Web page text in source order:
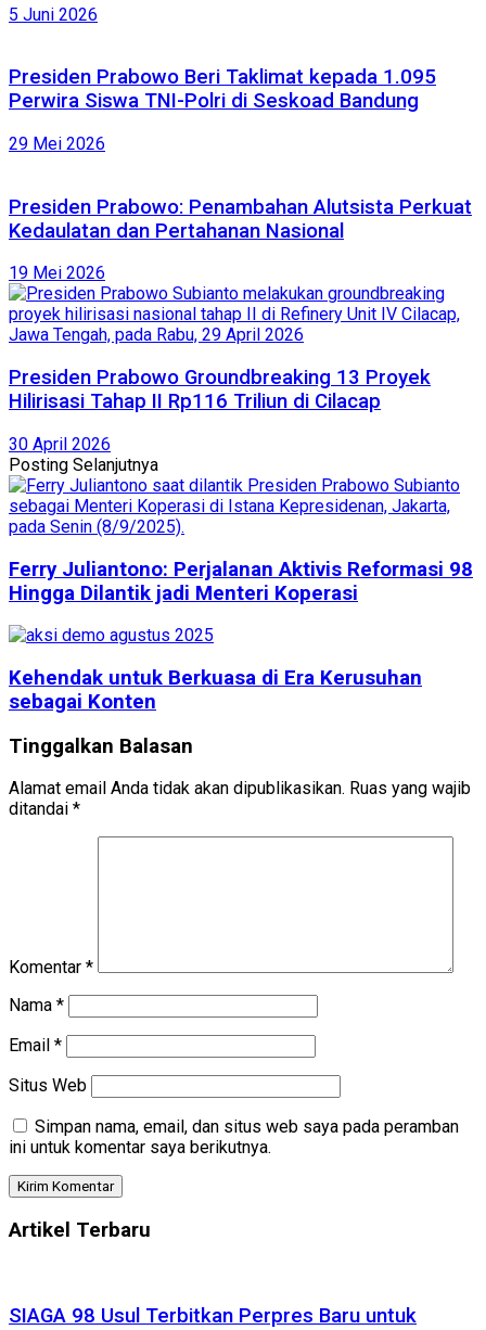
5 Juni 2026
Presiden Prabowo Beri Taklimat kepada 1.095
Perwira Siswa TNI-Polri di Seskoad Bandung
29 Mei 2026
Presiden Prabowo: Penambahan Alutsista Perkuat
Kedaulatan dan Pertahanan Nasional
19 Mei 2026
Presiden Prabowo Groundbreaking 13 Proyek
Hilirisasi Tahap II Rp116 Triliun di Cilacap
30 April 2026
Posting Selanjutnya
Ferry Juliantono: Perjalanan Aktivis Reformasi 98
Hingga Dilantik jadi Menteri Koperasi
Kehendak untuk Berkuasa di Era Kerusuhan
sebagai Konten
Tinggalkan Balasan
Alamat email Anda tidak akan dipublikasikan. Ruas yang wajib
ditandai *
Komentar *
Nama *
Email *
Situs Web
Simpan nama, email, dan situs web saya pada peramban
ini untuk komentar saya berikutnya.
Artikel Terbaru
SIAGA 98 Usul Terbitkan Perpres Baru untuk